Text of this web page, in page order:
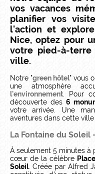
vos vacances
planifier vos
l'action et
Nice, optez pour
votre pied-à-
ville.
Notre "green hôtel" vous
une atmosphère
l'environnement . Pour
découverte des 6
votre arrivée. Une
aventures dans cette
La Fontaine du Soleil
À seulement 5 minutes à
cœur de la célèbre
Soleil. Créée par Alfred